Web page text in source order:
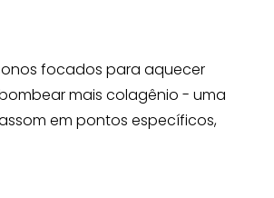
focados para aquecer
mais colagênio - uma
em pontos específicos,